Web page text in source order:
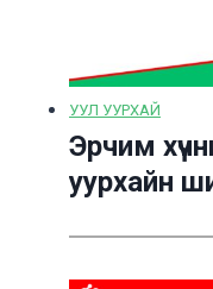
УУЛ УУРХАЙ
Эрчим
уурхайн